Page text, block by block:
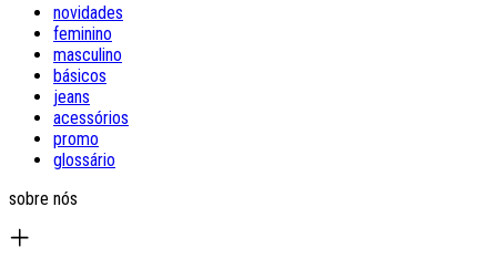
novidades
feminino
masculino
básicos
jeans
acessórios
promo
glossário
sobre nós